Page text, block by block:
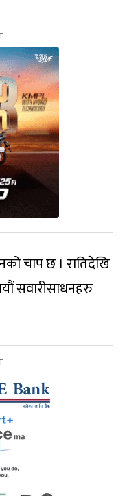
चाप छ । रातिदेखि
सवारीसाधनहरु